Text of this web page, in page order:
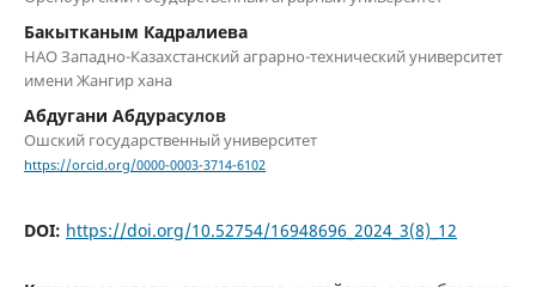
Бакытканым Кадралиева
НАО Западно-Казахстанский аграрно-технический университет
имени Жангир хана
Абдугани Абдурасулов
Ошский государственный университет
https://orcid.org/0000-0003-3714-6102
DOI: https://doi.org/10.52754/16948696_2024_3(8)_12